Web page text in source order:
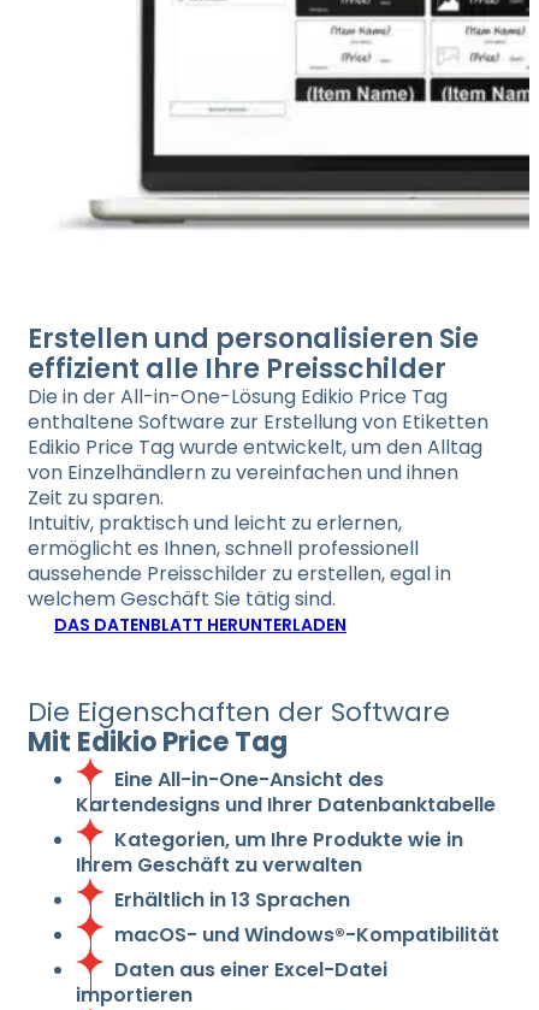
Erstellen und personalisieren Sie
effizient alle Ihre Preisschilder
Die in der All-in-One-Lösung Edikio Price Tag
enthaltene Software zur Erstellung von Etiketten
Edikio Price Tag wurde entwickelt, um den Alltag
von Einzelhändlern zu vereinfachen und ihnen
Zeit zu sparen.
Intuitiv, praktisch und leicht zu erlernen,
ermöglicht es Ihnen, schnell professionell
aussehende Preisschilder zu erstellen, egal in
welchem Geschäft Sie tätig sind.
DAS DATENBLATT HERUNTERLADEN
Die Eigenschaften der Software
Mit Edikio Price Tag
Eine All-in-One-Ansicht des
Kartendesigns und Ihrer Datenbanktabelle
Kategorien, um Ihre Produkte wie in
Ihrem Geschäft zu verwalten
Erhältlich in 13 Sprachen
macOS- und Windows®-Kompatibilität
Daten aus einer Excel-Datei
importieren